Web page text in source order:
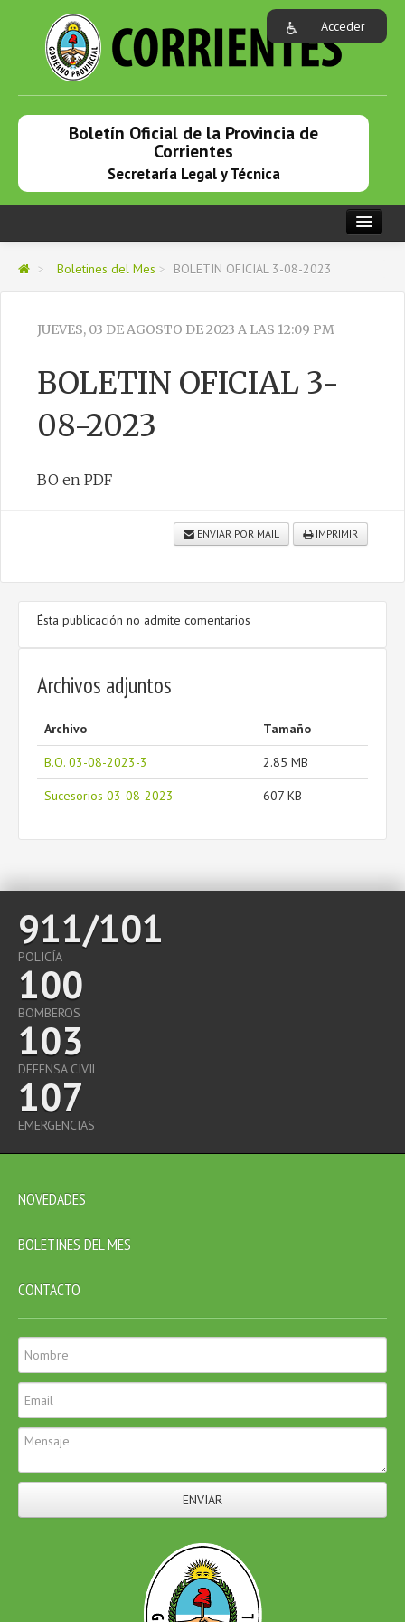
Acceder
Boletín Oficial de la Provincia de
Corrientes
Secretaría Legal y Técnica
BOLETINES DEL MES
BOLETINES MESES ANTERIORES
> Boletines del Mes > BOLETIN OFICIAL 3-08-2023
JUEVES, 03 DE AGOSTO DE 2023 A LAS 12:09 PM
BOLETIN OFICIAL 3-
08-2023
BO en PDF
ENVIAR POR MAIL IMPRIMIR
Ésta publicación no admite comentarios
Archivos adjuntos
Archivo Tamaño
B.O. 03-08-2023-3 2.85 MB
Sucesorios 03-08-2023 607 KB
911/101
POLICÍA
100
BOMBEROS
103
DEFENSA CIVIL
107
EMERGENCIAS
NOVEDADES
BOLETINES DEL MES
CONTACTO
ENVIAR